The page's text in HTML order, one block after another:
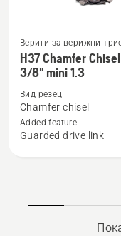
Вижте
повече
подробности
за
H37
Chamfer
Вериги за верижни
H37 Chamfer Chisel
3/8" mini 1.3
Вид резец
Chamfer chisel
Added feature
Guarded drive link